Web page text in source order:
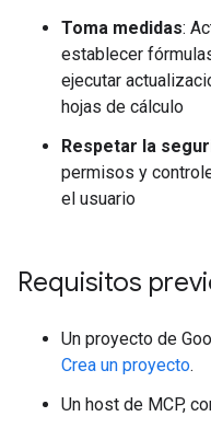
Toma medidas:
establecer
ejecutar
hojas de cálculo
Respetar la
permisos y
el usuario
Requisitos
Un proyecto de
Crea un proyecto.
Un host de MCP,